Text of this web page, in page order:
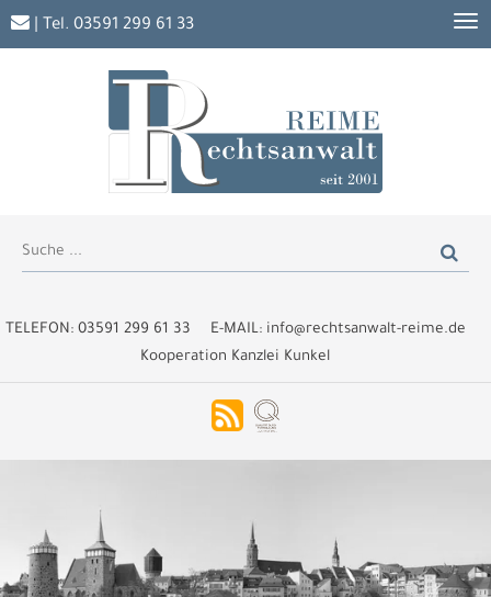
TELEFON: 03591 299 61 33 E-MAIL: info@rechtsanwalt-reime.de
Kooperation Kanzlei Kunkel
| Tel. 03591 299 61 33